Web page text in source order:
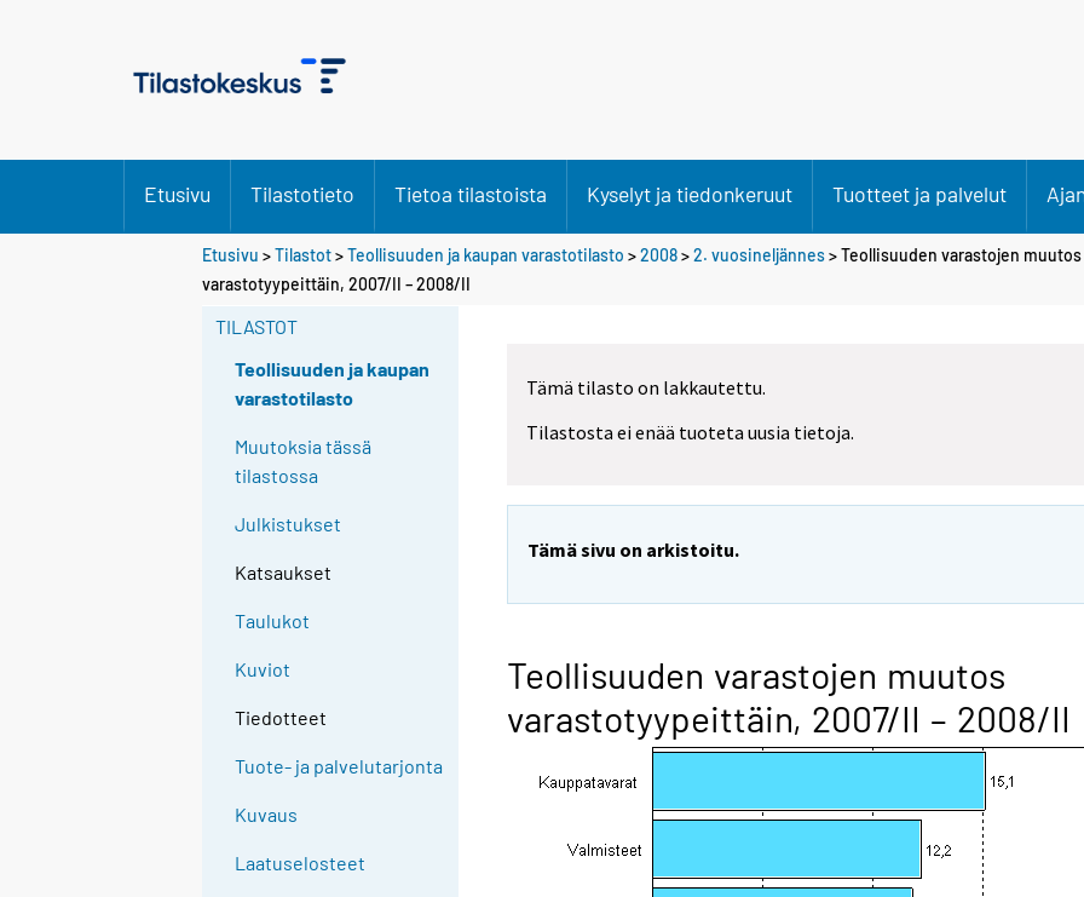
Etusivu Tilastotieto Tietoa tilastoista Kyselyt ja tiedonkeruut Tuotteet ja palvelut
Etusivu >Tilastot>Teollisuuden ja kaupan varastotilasto >2008>2. vuosineljännes> Teollisuuden varastojen muutos
varastotyypeittäin, 2007/II – 2008/II
TILASTOT
Teollisuuden ja kaupan
varastotilasto
Muutoksia tässä
tilastossa
Julkistukset
Katsaukset
Taulukot
Kuviot
Tiedotteet
Tuote- ja palvelutarjonta
Kuvaus
Laatuselosteet
Tämä tilasto on lakkautettu.
Tilastosta ei enää tuoteta uusia tietoja.
Tämä sivu on arkistoitu.
Teollisuuden varastojen muutos
varastotyypeittäin, 2007/II – 2008/II